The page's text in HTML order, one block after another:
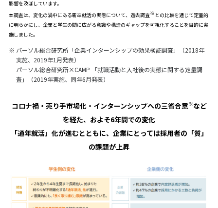
影響を及ぼしています。
本調査は、変化の渦中にある新卒就活の実態について、過去調査※ との比較を通じて定量的
に明らかにし、企業と学生の間に広がる意識や構造のギャップを可視化することを目的に実
施しました。
※ パーソル総合研究所「企業インターンシップの効果検証調査」
（2018年
実施、2019年1月発表）
パーソル総合研究所×CAMP 「就職活動と入社後の実態に関する定量調
査」
（2019年実施、同年6月発表）
コロナ禍・売り手市場化・インターンシップへの三省合意※など
を経た、およそ6年間での変化
「通年就活」化が進むとともに、企業にとっては採用者の「質」
の課題が上昇